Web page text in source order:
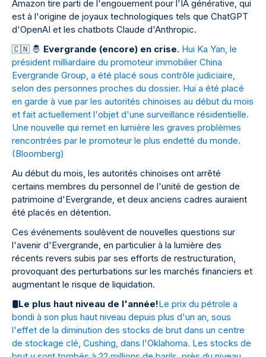
Amazon tire parti de l'engouement pour l'IA générative, qui
est à l'origine de joyaux technologiques tels que ChatGPT
d'OpenAI et les chatbots Claude d'Anthropic.
🇨🇳 🤴 Evergrande (encore) en crise. Hui Ka Yan, le
président milliardaire du promoteur immobilier China
Evergrande Group, a été placé sous contrôle judiciaire,
selon des personnes proches du dossier. Hui a été placé
en garde à vue par les autorités chinoises au début du mois
et fait actuellement l'objet d'une surveillance résidentielle.
Une nouvelle qui remet en lumière les graves problèmes
rencontrées par le promoteur le plus endetté du monde.
(Bloomberg)
Au début du mois, les autorités chinoises ont arrêté
certains membres du personnel de l'unité de gestion de
patrimoine d'Evergrande, et deux anciens cadres auraient
été placés en détention.
Ces événements soulèvent de nouvelles questions sur
l'avenir d'Evergrande, en particulier à la lumière des
récents revers subis par ses efforts de restructuration,
provoquant des perturbations sur les marchés financiers et
augmentant le risque de liquidation.
🛢Le plus haut niveau de l'année!Le prix du pétrole a
bondi à son plus haut niveau depuis plus d'un an, sous
l'effet de la diminution des stocks de brut dans un centre
de stockage clé, Cushing, dans l'Oklahoma. Les stocks de